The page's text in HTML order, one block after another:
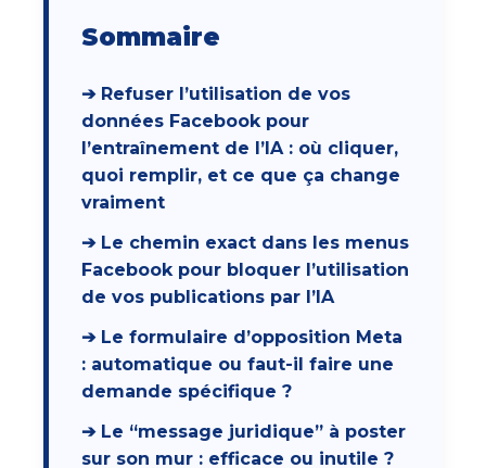
Sommaire
➔ Refuser l’utilisation de vos
données Facebook pour
l’entraînement de l’IA : où cliquer,
quoi remplir, et ce que ça change
vraiment
➔ Le chemin exact dans les menus
Facebook pour bloquer l’utilisation
de vos publications par l’IA
➔ Le formulaire d’opposition Meta
: automatique ou faut-il faire une
demande spécifique ?
➔ Le “message juridique” à poster
sur son mur : efficace ou inutile ?